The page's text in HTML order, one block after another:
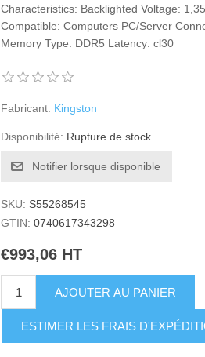
Characteristics: Backlighted Voltage:
Compatible: Computers PC/Server
Memory Type: DDR5 Latency: cl30
Fabricant: Kingston
Disponibilité: Rupture de stock
Notifier lorsque disponible
SKU: S55268545
GTIN: 0740617343298
€993,06 HT
AJOUTER AU PANIER
ESTIMER LES FRAIS